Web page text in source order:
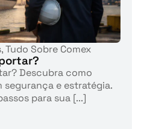
,Tudo Sobre Comex
Descubra como
segurança e estratégia.
para sua [...]